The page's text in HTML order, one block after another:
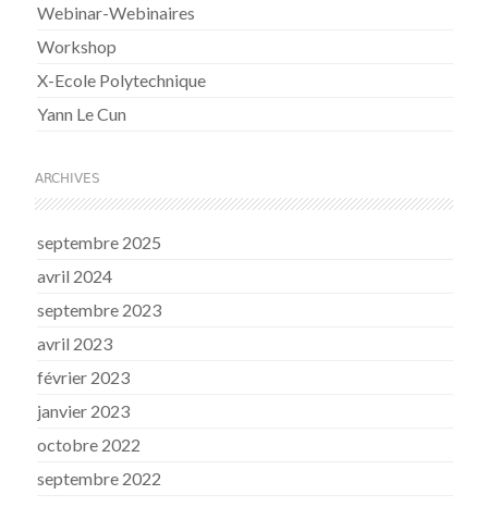
Webinar-Webinaires
Workshop
X-Ecole Polytechnique
Yann Le Cun
ARCHIVES
septembre 2025
avril 2024
septembre 2023
avril 2023
février 2023
janvier 2023
octobre 2022
septembre 2022